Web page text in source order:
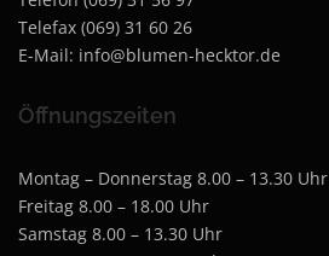
Telefax (069) 31 60 26
E-Mail: info@blumen-hecktor.de
Öffnungszeiten
Montag – Donnerstag 8.00 – 13.30 Uhr
Freitag 8.00 – 18.00 Uhr
Samstag 8.00 – 13.30 Uhr